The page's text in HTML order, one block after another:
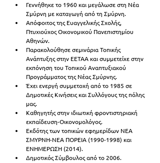
Γεννήθηκε το 1960 και μεγάλωσε στη Νέα
Σμύρνη με καταγωγή από τη Σμύρνη.
Απόφοιτος της Ευαγγελικής Σχολής,
Πτυχιούχος Οικονομικού Πανεπιστημίου
Αθηνών.
Παρακολούθησε σεμινάρια Τοπικής
Ανάπτυξης στην ΕΕΤΑΑ και συμμετείχε στην
εκπόνηση του Τοπικού Αναπτυξιακού
Προγράμματος της Νέας Σμύρνης.
Έχει ενεργή συμμετοχή από το 1985 σε
Δημοτικές Κινήσεις και Συλλόγους της πόλης
μας.
Καθηγητής στην ιδιωτική φροντιστηριακή
εκπαίδευση-Οικονομολόγος.
Εκδότης των τοπικών εφημερίδων ΝΕΑ
ΣΜΥΡΝΗ-ΝΕΑ ΠΟΡΕΙΑ (1990-1998) και
ΕΝΗΜΕΡΩΣΗ (2014).
Δημοτικός Σύμβουλος από το 2006.